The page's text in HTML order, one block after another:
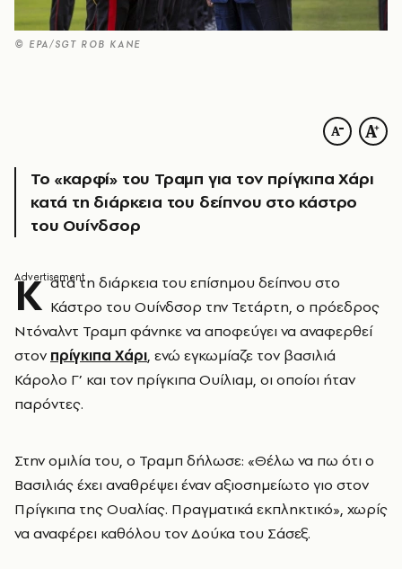
© EPA/SGT ROB KANE
Το «καρφί» του Τραμπ για τον πρίγκιπα Χάρι
κατά τη διάρκεια του δείπνου στο κάστρο
του Ουίνδσορ
Κ ατά τη διάρκεια του επίσημου δείπνου στο
Κάστρο του Ουίνδσορ την Τετάρτη, ο πρόεδρος
Ντόναλντ Τραμπ φάνηκε να αποφεύγει να αναφερθεί
στον πρίγκιπα Χάρι, ενώ εγκωμίαζε τον βασιλιά
Κάρολο Γ’ και τον πρίγκιπα Ουίλιαμ, οι οποίοι ήταν
παρόντες.
Στην ομιλία του, ο Τραμπ δήλωσε: «Θέλω να πω ότι ο
Βασιλιάς έχει αναθρέψει έναν αξιοσημείωτο γιο στον
Πρίγκιπα της Ουαλίας. Πραγματικά εκπληκτικό», χωρίς
να αναφέρει καθόλου τον Δούκα του Σάσεξ.